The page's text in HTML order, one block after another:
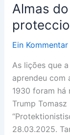
ardeu
Almas
Ein Kommentar
As lições que
aprendeu com
1930 foram há
Trump
28.03.2025.